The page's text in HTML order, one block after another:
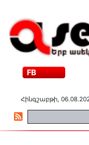
FB
Հինգշաբթի,